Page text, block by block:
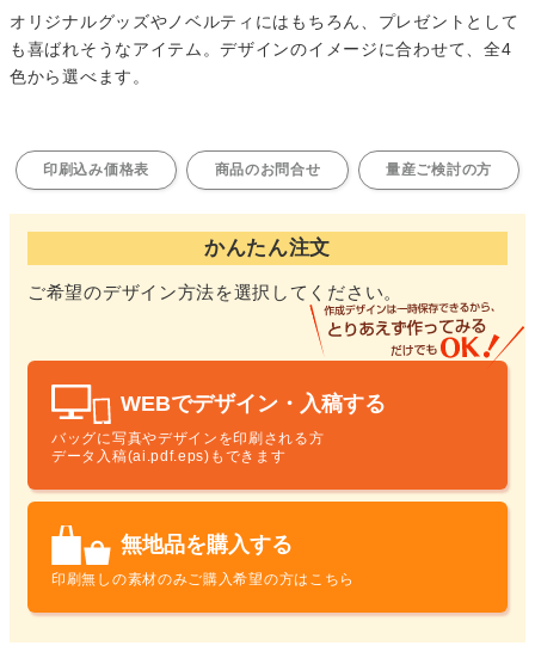
かんたん注文
ご希望のデザイン方法を選択してください。
WEBでデザイン・入稿する
バッグに写真やデザインを印刷される方
データ入稿(ai.pdf.eps)もできます
無地品を購入する
印刷無しの素材のみご購入希望の方はこちら
印刷込み価格表 商品のお問合せ 量産ご検討の方
オリジナルグッズやノベルティにはもちろん、プレゼントとして
も喜ばれそうなアイテム。デザインのイメージに合わせて、全4
色から選べます。